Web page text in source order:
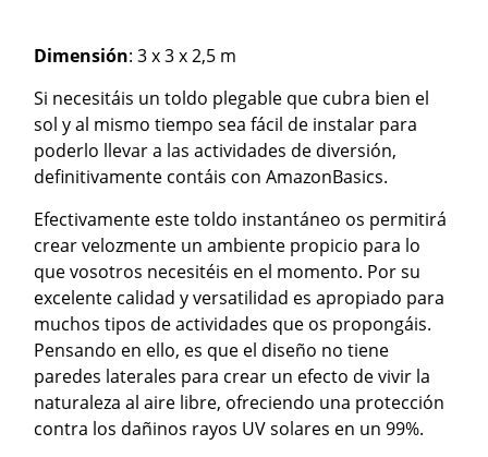
Dimensión: 3 x 3 x 2,5 m
Si necesitáis un toldo plegable que cubra bien el
sol y al mismo tiempo sea fácil de instalar para
poderlo llevar a las actividades de diversión,
definitivamente contáis con AmazonBasics.
Efectivamente este toldo instantáneo os permitirá
crear velozmente un ambiente propicio para lo
que vosotros necesitéis en el momento. Por su
excelente calidad y versatilidad es apropiado para
muchos tipos de actividades que os propongáis.
Pensando en ello, es que el diseño no tiene
paredes laterales para crear un efecto de vivir la
naturaleza al aire libre, ofreciendo una protección
contra los dañinos rayos UV solares en un 99%.